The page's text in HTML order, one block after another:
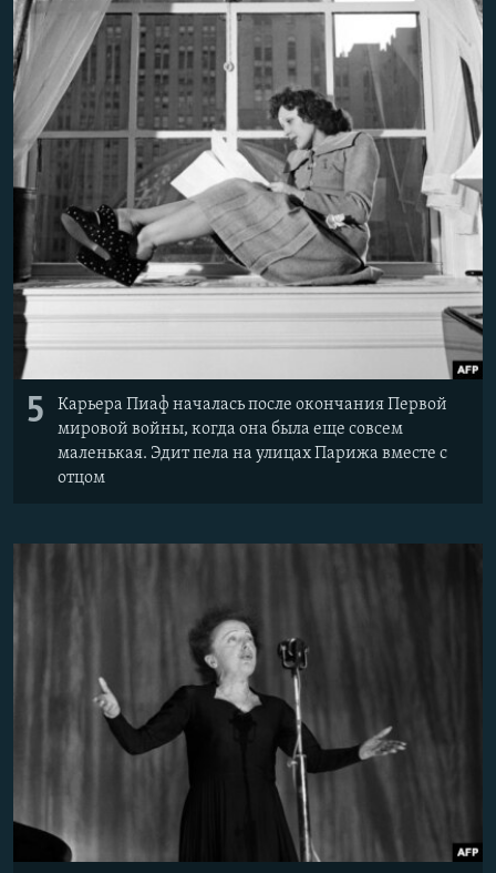
Հայերեն
English
Русский
Все сайты Радио Азатутюн
5
Карьера Пиаф началась после окончания Первой
мировой войны, когда она была еще совсем
маленькая. Эдит пела на улицах Парижа вместе с
отцом